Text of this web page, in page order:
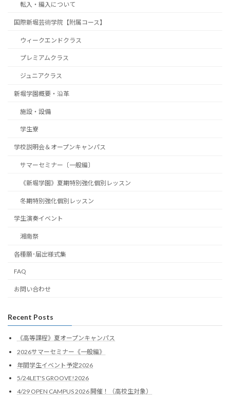
転入・編入について
国際新堀芸術学院【附属コース】
ウィークエンドクラス
プレミアムクラス
ジュニアクラス
新堀学園概要・沿革
施設・設備
学生寮
学校説明会＆オープンキャンパス
サマーセミナー〔一般編〕
《新堀学園》夏期特別強化個別レッスン
冬期特別強化個別レッスン
学生演奏イベント
湘南祭
各種願･届出様式集
FAQ
お問い合わせ
Recent Posts
《高等課程》夏オープンキャンパス
2026サマーセミナー《一般編》
年間学生イベント予定2026
5/24LET'S GROOVE!2026
4/29 OPEN CAMPUS 2026 開催！（高校生対象）